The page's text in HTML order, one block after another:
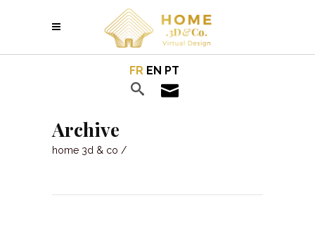
FR EN PT
Archive
home 3d & co /